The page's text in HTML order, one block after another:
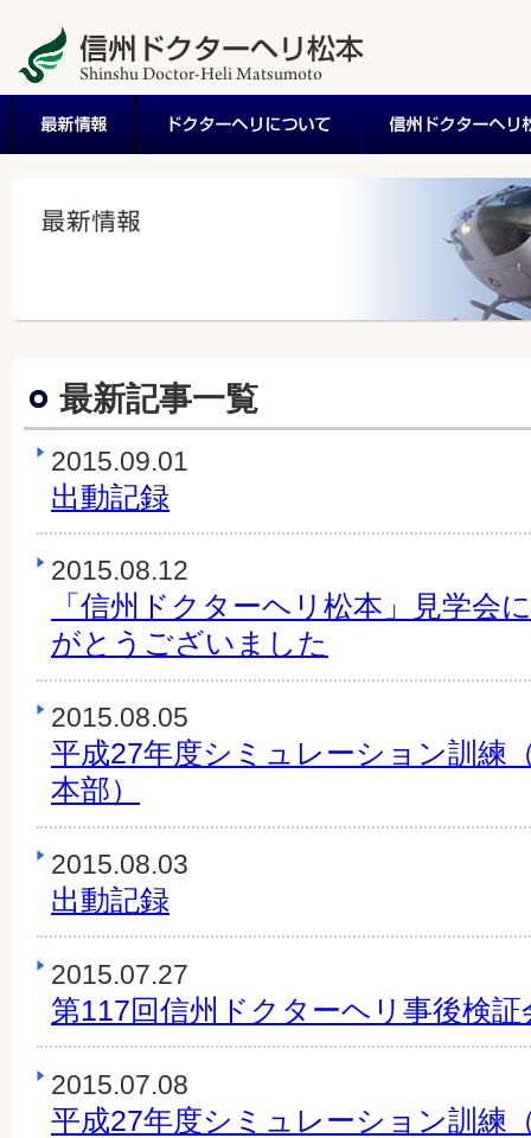
最新記事一覧
2015.09.01
出動記録
2015.08.12
「信州ドクターヘリ松本」見学会
がとうございました
2015.08.05
平成27年度シミュレーション訓練
本部）
2015.08.03
出動記録
2015.07.27
第117回信州ドクターヘリ事後検証
2015.07.08
平成27年度シミュレーション訓練